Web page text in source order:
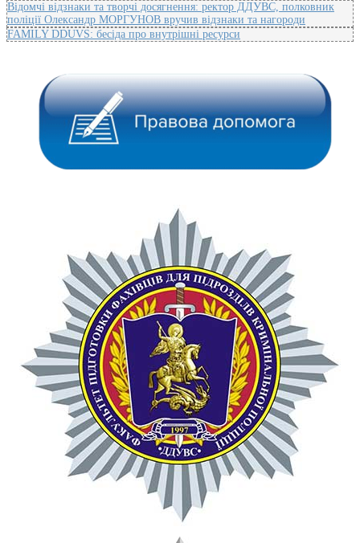
Відомчі відзнаки та творчі досягнення: ректор ДДУВС, полковник
поліції Олександр МОРГУНОВ вручив відзнаки та нагороди
FAMILY DDUVS: бесіда про внутрішні ресурси